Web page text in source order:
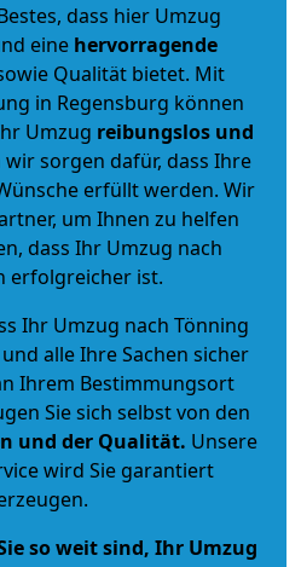
dass hier Umzug
eine hervorragende
Qualität bietet. Mit
in Regensburg können
Umzug reibungslos und
sorgen dafür, dass Ihre
erfüllt werden. Wir
um Ihnen zu helfen
dass Ihr Umzug nach
erfolgreicher ist.
Ihr Umzug nach Tönning
alle Ihre Sachen sicher
Ihrem Bestimmungsort
Sie sich selbst von den
und der Qualität. Unsere
wird Sie garantiert
so weit sind, Ihr Umzug